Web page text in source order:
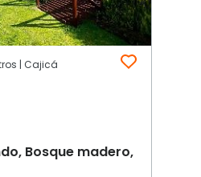
| Cajicá
Bosque madero,